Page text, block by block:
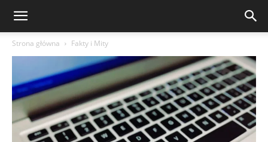
Strona główna Fakty i Mity